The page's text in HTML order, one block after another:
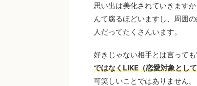
思い出は美化されていきます
んて腐るほどいますし、周囲
人だってたくさんいます。
好きじゃない相手とは言って
ではなくLIKE（恋愛対象とし
可笑しいことではありません。